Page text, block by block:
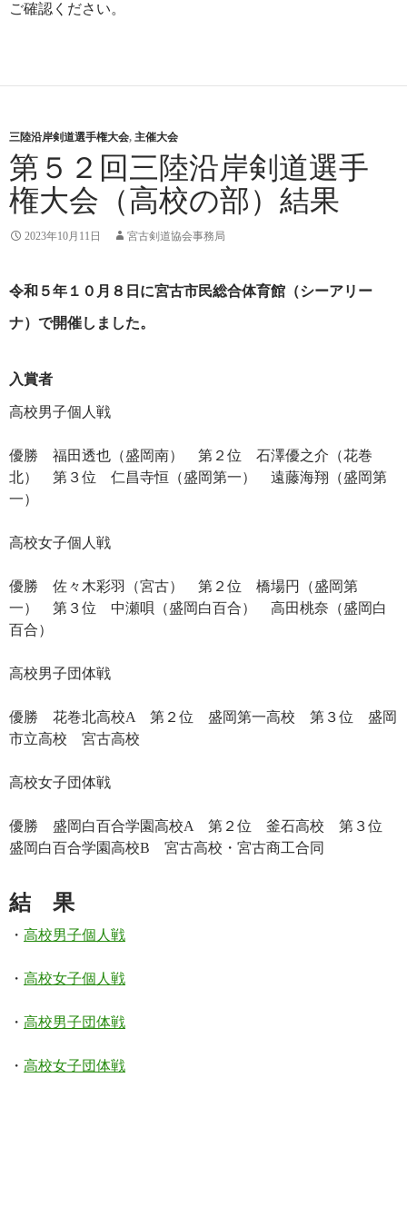
ご確認ください。
三陸沿岸剣道選手権大会, 主催大会
第５２回三陸沿岸剣道選手
権大会（高校の部）結果
2023年10月11日 宮古剣道協会事務局
令和５年１０月８日に宮古市民総合体育館（シーアリー
ナ）で開催しました。
入賞者
高校男子個人戦
優勝 福田透也（盛岡南） 第２位 石澤優之介（花巻
北） 第３位 仁昌寺恒（盛岡第一） 遠藤海翔（盛岡第
一）
高校女子個人戦
優勝 佐々木彩羽（宮古） 第２位 橋場円（盛岡第
一） 第３位 中瀬唄（盛岡白百合） 高田桃奈（盛岡白
百合）
高校男子団体戦
優勝 花巻北高校A 第２位 盛岡第一高校 第３位 盛岡
市立高校 宮古高校
高校女子団体戦
優勝 盛岡白百合学園高校A 第２位 釜石高校 第３位
盛岡白百合学園高校B 宮古高校・宮古商工合同
結 果
・ 高校男子個人戦
・ 高校女子個人戦
・ 高校男子団体戦
・ 高校女子団体戦